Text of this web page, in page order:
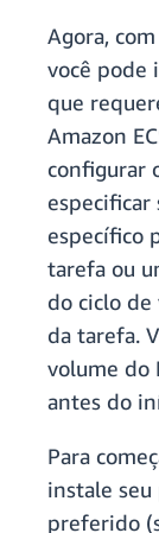
Agora,
você pode
que
Amazon
configurar
especificar
específico
tarefa ou
do ciclo de
da tarefa.
volume do
antes do
Para
instale
preferido